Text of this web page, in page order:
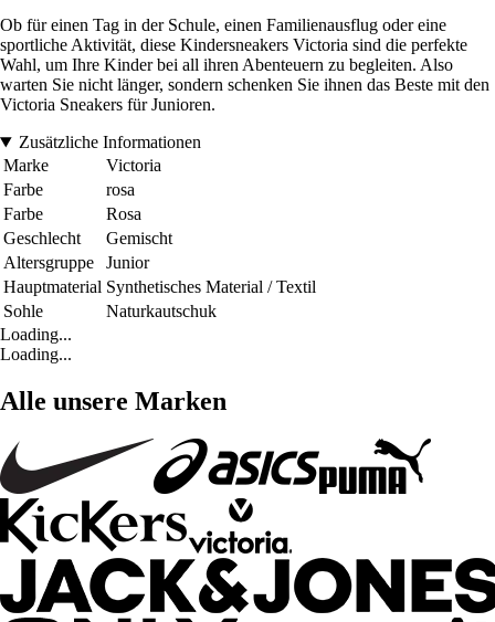
Ob für einen Tag in der Schule, einen Familienausflug oder eine
sportliche Aktivität, diese Kindersneakers Victoria sind die perfekte
Wahl, um Ihre Kinder bei all ihren Abenteuern zu begleiten. Also
warten Sie nicht länger, sondern schenken Sie ihnen das Beste mit den
Victoria Sneakers für Junioren.
Zusätzliche Informationen
Marke
Victoria
Farbe
rosa
Farbe
Rosa
Geschlecht
Gemischt
Altersgruppe
Junior
Hauptmaterial Synthetisches Material / Textil
Sohle
Naturkautschuk
Loading...
Loading...
Alle unsere Marken